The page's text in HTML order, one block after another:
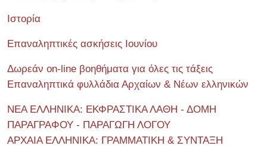
Ιστορία
Επαναληπτικές ασκήσεις Ιουνίου
Δωρεάν on-line βοηθήματα για όλες τις τάξεις
Επαναληπτικά φυλλάδια Αρχαίων & Νέων ελληνικών
ΝΕΑ ΕΛΛΗΝΙΚΑ: ΕΚΦΡΑΣΤΙΚΑ ΛΑΘΗ - ΔΟΜΗ
ΠΑΡΑΓΡΑΦΟΥ - ΠΑΡΑΓΩΓΗ ΛΟΓΟΥ
ΑΡΧΑΙΑ ΕΛΛΗΝΙΚΑ: ΓΡΑΜΜΑΤΙΚΗ & ΣΥΝΤΑΞΗ